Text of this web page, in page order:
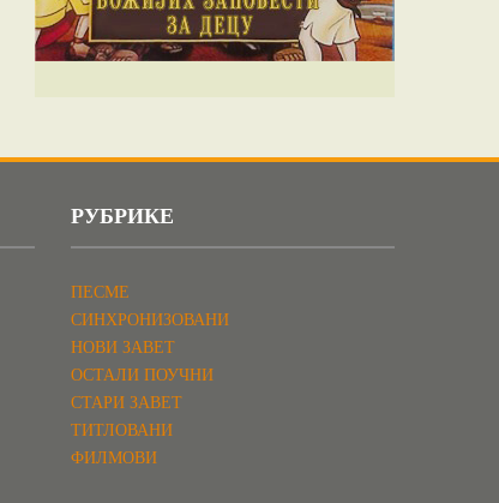
РУБРИКЕ
ПЕСМЕ
СИНХРОНИЗОВАНИ
НОВИ ЗАВЕТ
ОСТАЛИ ПОУЧНИ
СТАРИ ЗАВЕТ
ТИТЛОВАНИ
ФИЛМОВИ